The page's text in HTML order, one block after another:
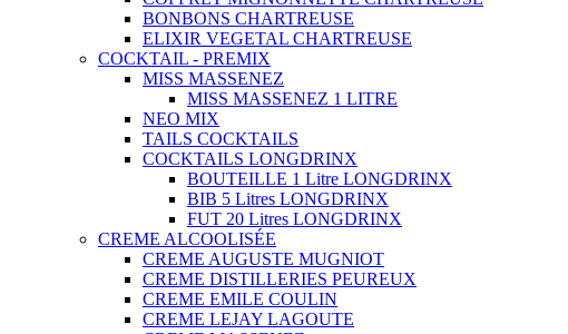
BONBONS CHARTREUSE
ELIXIR VEGETAL CHARTREUSE
COCKTAIL - PREMIX
MISS MASSENEZ
MISS MASSENEZ 1 LITRE
NEO MIX
TAILS COCKTAILS
COCKTAILS LONGDRINX
BOUTEILLE 1 Litre LONGDRINX
BIB 5 Litres LONGDRINX
FUT 20 Litres LONGDRINX
CREME ALCOOLISÉE
CREME AUGUSTE MUGNIOT
CREME DISTILLERIES PEUREUX
CREME EMILE COULIN
CREME LEJAY LAGOUTE